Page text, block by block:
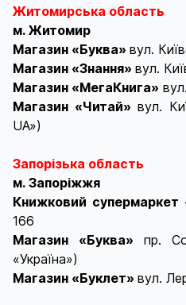
Житомирська область
м. Житомир
Магазин «Буква» вул.
Магазин «Знання» вул.
Магазин «МегаКнига»
Магазин «Читай» вул.
UA»)
Запорізька область
м. Запоріжжя
Книжковий супермаркет
166
Магазин «Буква» пр.
«Україна»)
Магазин «Буклет» вул.